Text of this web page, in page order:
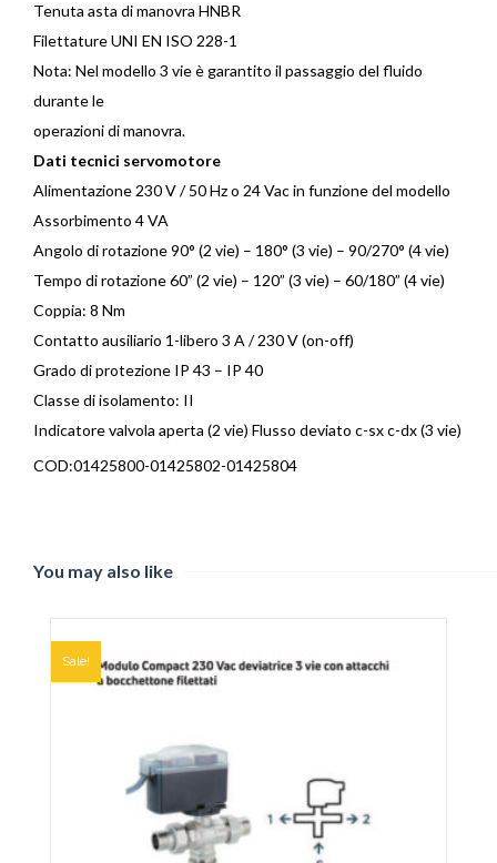
Tenuta asta di manovra HNBR
Filettature UNI EN ISO 228-1
Nota: Nel modello 3 vie è garantito il passaggio del fluido
durante le
operazioni di manovra.
Dati tecnici servomotore
Alimentazione 230 V / 50 Hz o 24 Vac in funzione del modello
Assorbimento 4 VA
Angolo di rotazione 90° (2 vie) – 180° (3 vie) – 90/270° (4 vie)
Tempo di rotazione 60” (2 vie) – 120” (3 vie) – 60/180” (4 vie)
Coppia: 8 Nm
Contatto ausiliario 1-libero 3 A / 230 V (on-off)
Grado di protezione IP 43 – IP 40
Classe di isolamento: II
Indicatore valvola aperta (2 vie) Flusso deviato c-sx c-dx (3 vie)
COD:01425800-01425802-01425804
You may also like
Sale!